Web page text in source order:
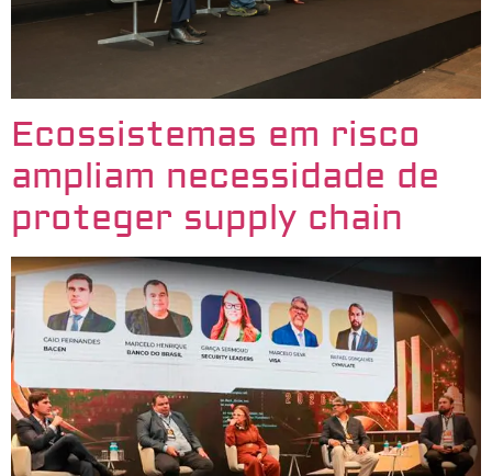
Ecossistemas em risco
ampliam necessidade de
proteger supply chain